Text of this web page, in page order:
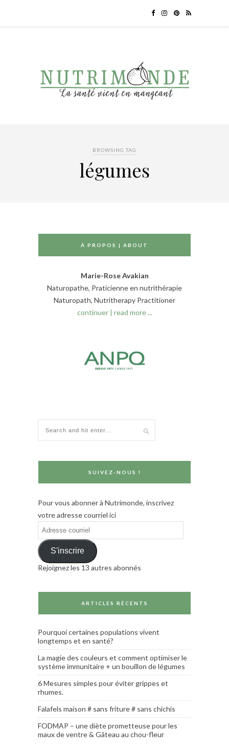
BROWSING TAG
légumes
À PROPOS | ABOUT
Marie-Rose Avakian
Naturopathe, Praticienne en nutrithérapie
Naturopath, Nutritherapy Practitioner
continuer | read more ...
SUIVEZ-NOUS !
Pour vous abonner à Nutrimonde, inscrivez
votre adresse courriel ici
Adresse
courriel
S'inscrire
Rejoignez les 13 autres abonnés
ARTICLES RÉCENTS
Pourquoi certaines populations vivent
longtemps et en santé?
La magie des couleurs et comment optimiser le
système immunitaire + un bouillon de légumes
6 Mesures simples pour éviter grippes et
rhumes.
Falafels maison # sans friture # sans chichis
FODMAP – une diète prometteuse pour les
maux de ventre & Gâteau au chou-fleur